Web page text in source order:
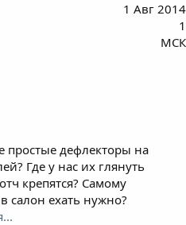
1 Авг 2014
1
МСК
простые дефлекторы на
Где у нас их глянуть
крепятся? Самому
салон ехать нужно?